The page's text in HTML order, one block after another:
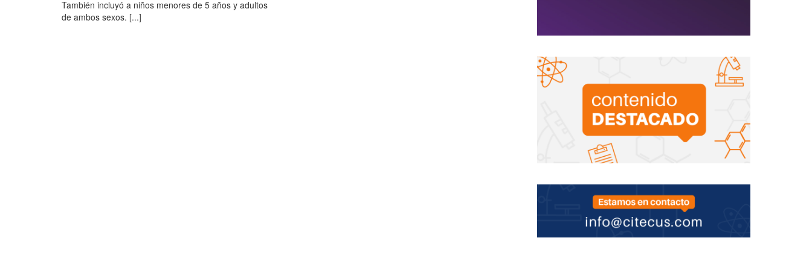
También incluyó a niños menores de 5 años y adultos
de ambos sexos. [...]